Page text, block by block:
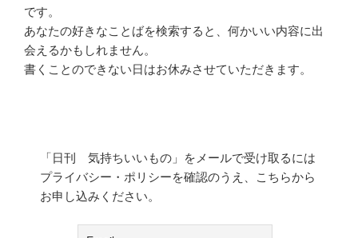
です。
あなたの好きなことばを検索すると、何かいい内容に出
会えるかもしれません。
書くことのできない日はお休みさせていただきます。
「日刊 気持ちいいもの」をメールで受け取るには
プライバシー・ポリシーを確認のうえ、こちらから
お申し込みください。